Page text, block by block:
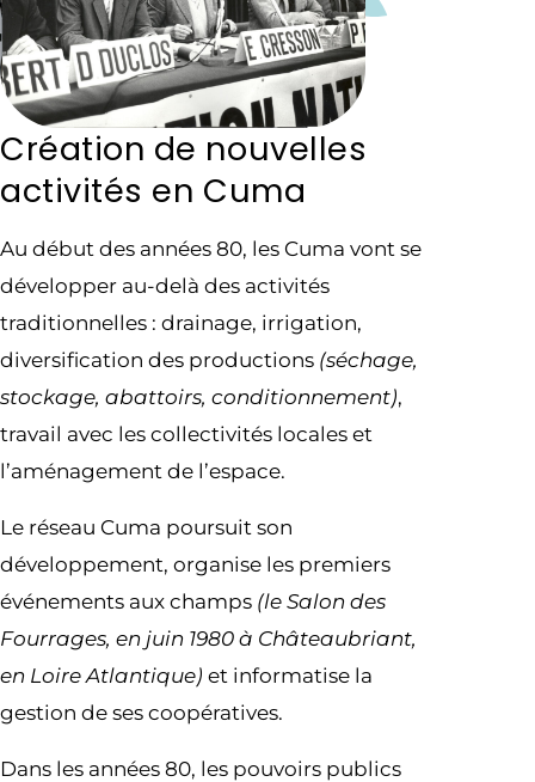
Création de nouvelles
activités en Cuma
Au début des années 80, les Cuma vont se
développer au-delà des activités
traditionnelles : drainage, irrigation,
diversification des productions (séchage,
stockage, abattoirs, conditionnement),
travail avec les collectivités locales et
l’aménagement de l’espace.
Le réseau Cuma poursuit son
développement, organise les premiers
événements aux champs (le Salon des
Fourrages, en juin 1980 à Châteaubriant,
en Loire Atlantique) et informatise la
gestion de ses coopératives.
Dans les années 80, les pouvoirs publics